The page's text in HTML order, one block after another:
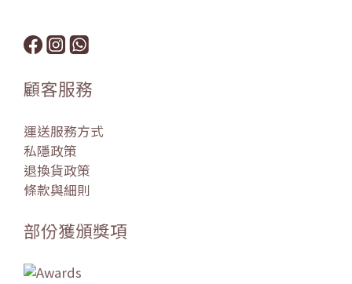
顧客服務
運送服務方式
私隱政策
退換貨政策
條款與細則
部份獲頒獎項